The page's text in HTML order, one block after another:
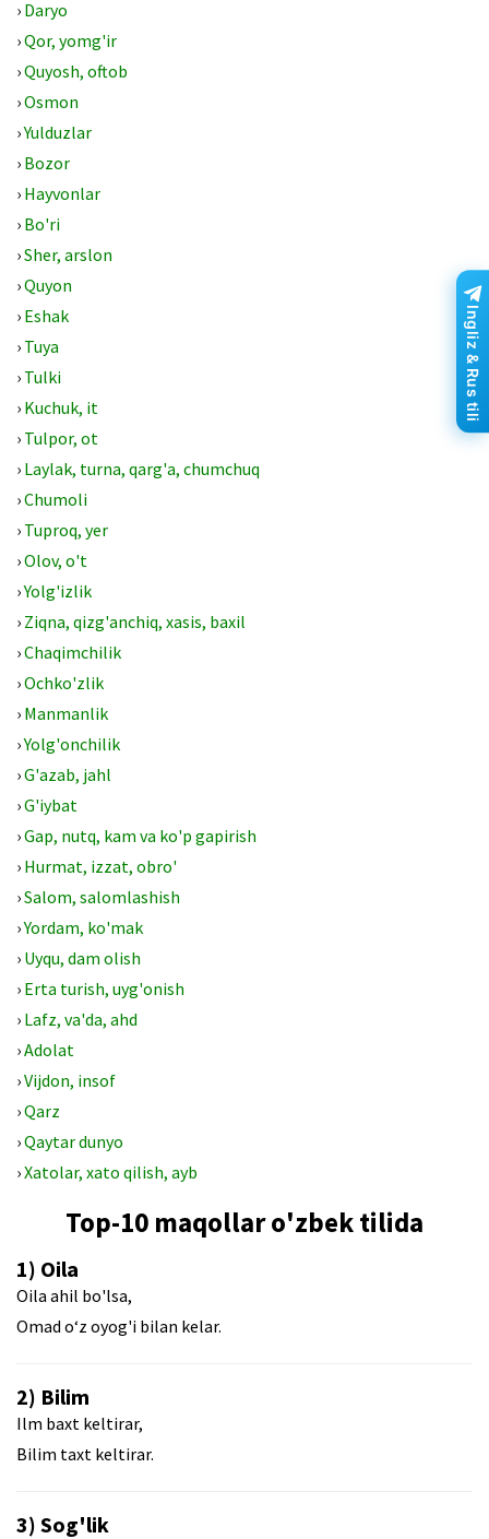
› Daryo
›Qor, yomg'ir
›Quyosh, oftob
›Osmon
›Yulduzlar
› Bozor
› Hayvonlar
› Bo'ri
›Sher, arslon
›Quyon
› Eshak
› Tuya
› Tulki
› Kuchuk, it
› Tulpor, ot
› Laylak, turna, qarg'a, chumchuq
›Chumoli
› Tuproq, yer
›Olov, o't
›Yolg'izlik
› Ziqna, qizg'anchiq, xasis, baxil
›Chaqimchilik
›Ochko'zlik
› Manmanlik
›Yolg'onchilik
›G'azab, jahl
›G'iybat
›Gap, nutq, kam va ko'p gapirish
› Hurmat, izzat, obro'
›Salom, salomlashish
›Yordam, ko'mak
› Uyqu, dam olish
› Erta turish, uyg'onish
› Lafz, va'da, ahd
›Adolat
›Vijdon, insof
›Qarz
›Qaytar dunyo
›Xatolar, xato qilish, ayb
Top-10 maqollar o'zbek tilida
1) Oila
Oila ahil bo'lsa,
Omad o‘z oyog'i bilan kelar.
2) Bilim
Ilm baxt keltirar,
Bilim taxt keltirar.
3) Sog'lik
Ingliz & Rus tili